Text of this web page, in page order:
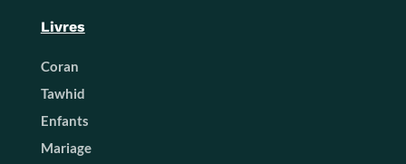
Livres
Coran
Tawhid
Enfants
Mariage